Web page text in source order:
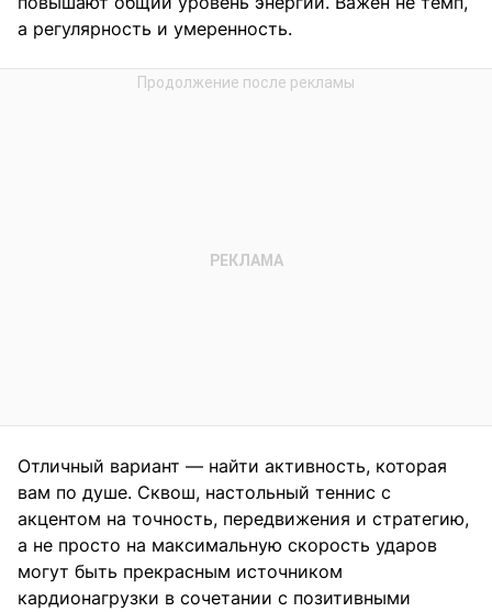
а регулярность и умеренность.
Отличный вариант — найти активность, которая
вам по душе. Сквош, настольный теннис с
акцентом на точность, передвижения и стратегию,
а не просто на максимальную скорость ударов
могут быть прекрасным источником
кардионагрузки в сочетании с позитивными